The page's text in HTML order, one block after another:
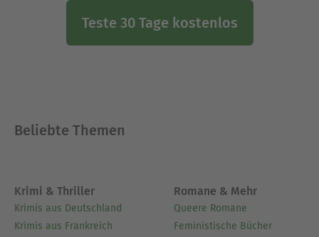
Teste 30 Tage kostenlos
Beliebte Themen
Krimi & Thriller
Krimis aus Deutschland
Krimis aus Frankreich
Romane & Mehr
Queere Romane
Feministische Bücher